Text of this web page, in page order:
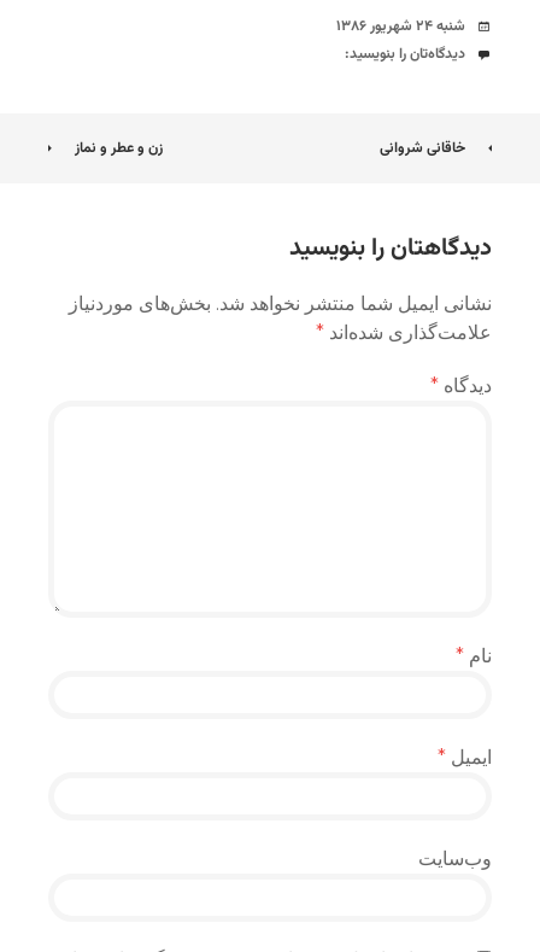
تاریخ
شنبه ۲۴ شهریور ۱۳۸۶
دیدگاه‌ها
دیدگاه‌تان را بنویسید:
ناوبری
خاقانی شروانی زن و عطر و نماز
دیدگاهتان را بنویسید
نشانی ایمیل شما منتشر نخواهد شد. بخش‌های موردنیاز
علامت‌گذاری شده‌اند *
دیدگاه *
نام *
ایمیل *
وب‌سایت